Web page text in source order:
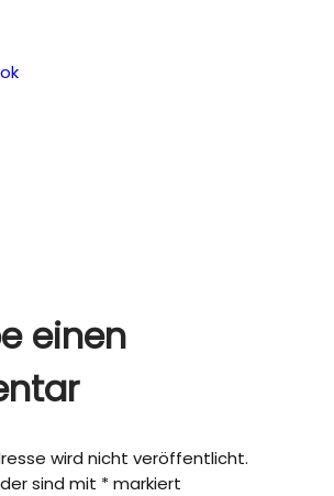
einen
wird nicht veröffentlicht.
sind mit *markiert